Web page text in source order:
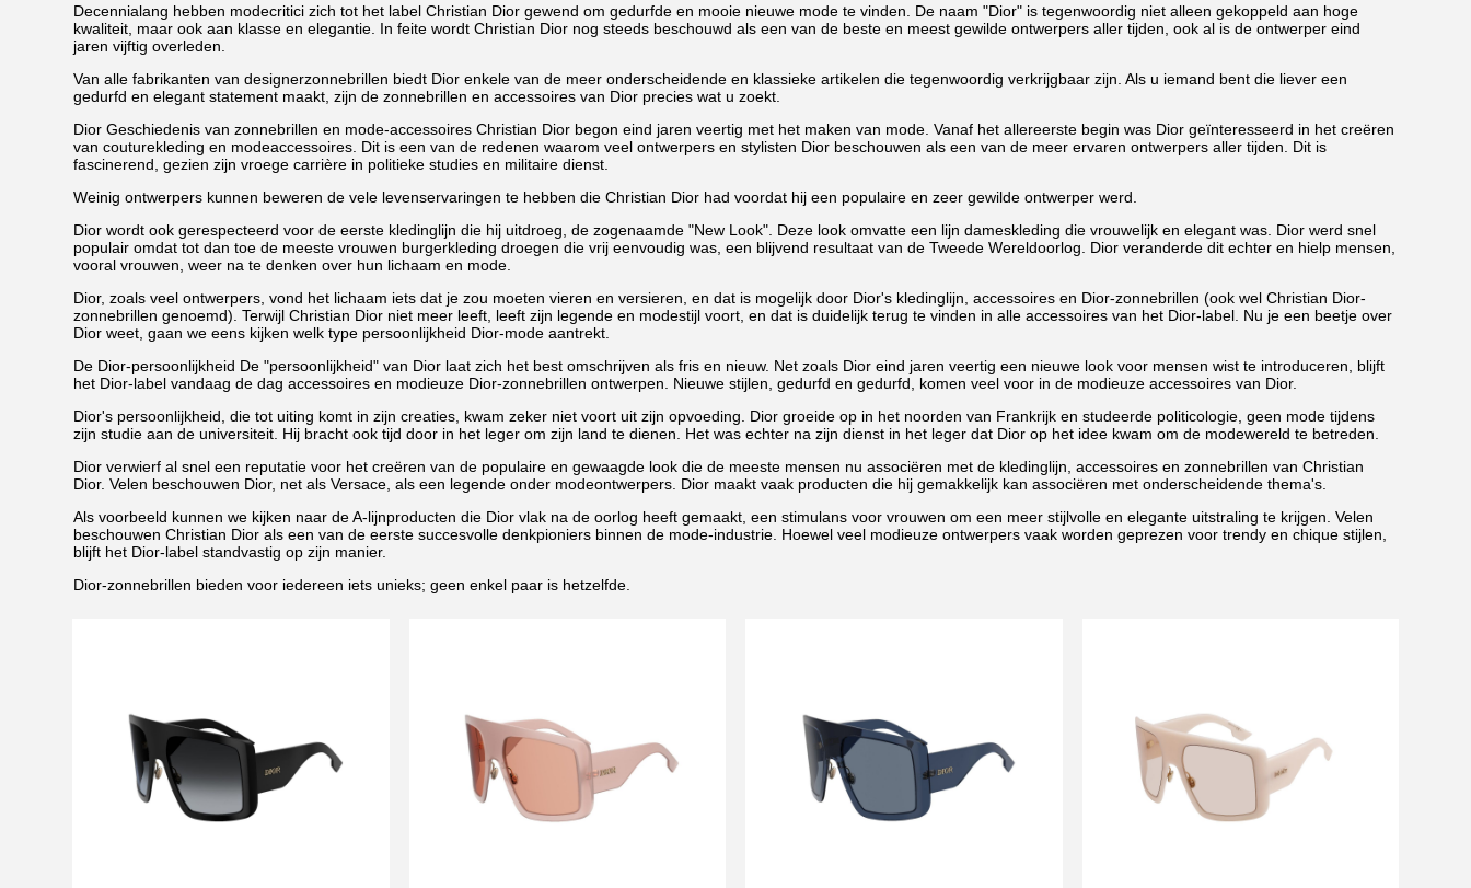
Decennialang hebben modecritici zich tot het label Christian Dior gewend om gedurfde en mooie nieuwe mode te vinden. De naam "Dior" is tegenwoordig niet alleen gekoppeld aan hoge
kwaliteit, maar ook aan klasse en elegantie. In feite wordt Christian Dior nog steeds beschouwd als een van de beste en meest gewilde ontwerpers aller tijden, ook al is de ontwerper eind
jaren vijftig overleden.
Van alle fabrikanten van designerzonnebrillen biedt Dior enkele van de meer onderscheidende en klassieke artikelen die tegenwoordig verkrijgbaar zijn. Als u iemand bent die liever een
gedurfd en elegant statement maakt, zijn de zonnebrillen en accessoires van Dior precies wat u zoekt.
Dior Geschiedenis van zonnebrillen en mode-accessoires Christian Dior begon eind jaren veertig met het maken van mode. Vanaf het allereerste begin was Dior geïnteresseerd in het creëren
van couturekleding en modeaccessoires. Dit is een van de redenen waarom veel ontwerpers en stylisten Dior beschouwen als een van de meer ervaren ontwerpers aller tijden. Dit is
fascinerend, gezien zijn vroege carrière in politieke studies en militaire dienst.
Weinig ontwerpers kunnen beweren de vele levenservaringen te hebben die Christian Dior had voordat hij een populaire en zeer gewilde ontwerper werd.
Dior wordt ook gerespecteerd voor de eerste kledinglijn die hij uitdroeg, de zogenaamde "New Look". Deze look omvatte een lijn dameskleding die vrouwelijk en elegant was. Dior werd snel
populair omdat tot dan toe de meeste vrouwen burgerkleding droegen die vrij eenvoudig was, een blijvend resultaat van de Tweede Wereldoorlog. Dior veranderde dit echter en hielp mensen,
vooral vrouwen, weer na te denken over hun lichaam en mode.
Dior, zoals veel ontwerpers, vond het lichaam iets dat je zou moeten vieren en versieren, en dat is mogelijk door Dior's kledinglijn, accessoires en Dior-zonnebrillen (ook wel Christian Dior-
zonnebrillen genoemd). Terwijl Christian Dior niet meer leeft, leeft zijn legende en modestijl voort, en dat is duidelijk terug te vinden in alle accessoires van het Dior-label. Nu je een beetje over
Dior weet, gaan we eens kijken welk type persoonlijkheid Dior-mode aantrekt.
De Dior-persoonlijkheid De "persoonlijkheid" van Dior laat zich het best omschrijven als fris en nieuw. Net zoals Dior eind jaren veertig een nieuwe look voor mensen wist te introduceren, blijft
het Dior-label vandaag de dag accessoires en modieuze Dior-zonnebrillen ontwerpen. Nieuwe stijlen, gedurfd en gedurfd, komen veel voor in de modieuze accessoires van Dior.
Dior's persoonlijkheid, die tot uiting komt in zijn creaties, kwam zeker niet voort uit zijn opvoeding. Dior groeide op in het noorden van Frankrijk en studeerde politicologie, geen mode tijdens
zijn studie aan de universiteit. Hij bracht ook tijd door in het leger om zijn land te dienen. Het was echter na zijn dienst in het leger dat Dior op het idee kwam om de modewereld te betreden.
Dior verwierf al snel een reputatie voor het creëren van de populaire en gewaagde look die de meeste mensen nu associëren met de kledinglijn, accessoires en zonnebrillen van Christian
Dior. Velen beschouwen Dior, net als Versace, als een legende onder modeontwerpers. Dior maakt vaak producten die hij gemakkelijk kan associëren met onderscheidende thema's.
Als voorbeeld kunnen we kijken naar de A-lijnproducten die Dior vlak na de oorlog heeft gemaakt, een stimulans voor vrouwen om een ​​meer stijlvolle en elegante uitstraling te krijgen. Velen
beschouwen Christian Dior als een van de eerste succesvolle denkpioniers binnen de mode-industrie. Hoewel veel modieuze ontwerpers vaak worden geprezen voor trendy en chique stijlen,
blijft het Dior-label standvastig op zijn manier.
Dior-zonnebrillen bieden voor iedereen iets unieks; geen enkel paar is hetzelfde.